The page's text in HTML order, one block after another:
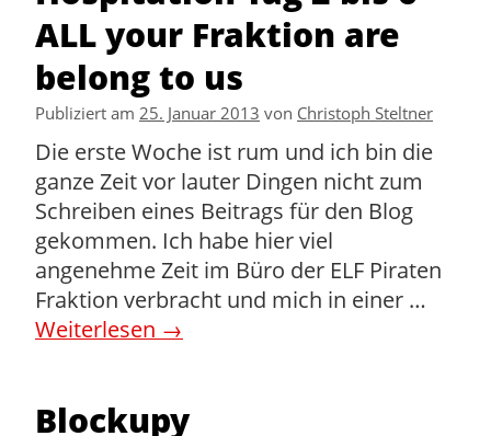
ALL your Fraktion are
belong to us
Publiziert am 25. Januar 2013 von Christoph Steltner
Die erste Woche ist rum und ich bin die
ganze Zeit vor lauter Dingen nicht zum
Schreiben eines Beitrags für den Blog
gekommen. Ich habe hier viel
angenehme Zeit im Büro der ELF Piraten
Fraktion verbracht und mich in einer …
Weiterlesen →
Blockupy